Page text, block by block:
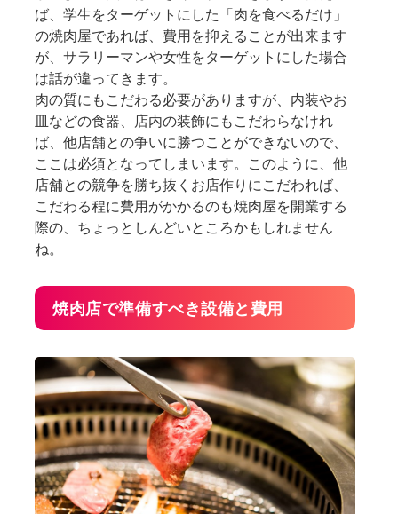
ば、学生をターゲットにした「肉を食べるだけ」
の焼肉屋であれば、費用を抑えることが出来ます
が、サラリーマンや女性をターゲットにした場合
は話が違ってきます。
肉の質にもこだわる必要がありますが、内装やお
皿などの食器、店内の装飾にもこだわらなけれ
ば、他店舗との争いに勝つことができないので、
ここは必須となってしまいます。このように、他
店舗との競争を勝ち抜くお店作りにこだわれば、
こだわる程に費用がかかるのも焼肉屋を開業する
際の、ちょっとしんどいところかもしれません
ね。
焼肉店で準備すべき設備と費用